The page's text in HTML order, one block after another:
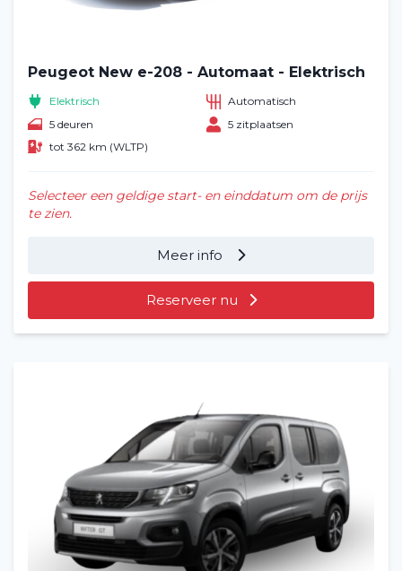
Vacatures
Filialen
Peugeot New e-208 - Automaat - Elektrisch
Elektrisch
Automatisch
5 deuren
5 zitplaatsen
tot 362 km (WLTP)
Selecteer een geldige start- en einddatum om de prijs
te zien.
Meer info
Reserveer nu